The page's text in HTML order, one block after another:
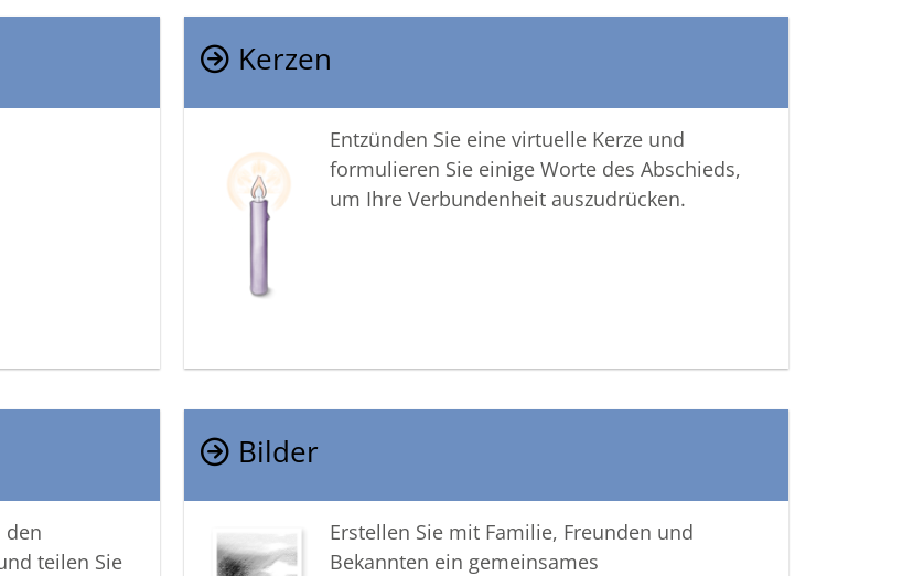
Kerzen
Entzünden Sie eine virtuelle Kerze und
formulieren Sie einige Worte des Abschieds,
um Ihre Verbundenheit auszudrücken.
den
teilen Sie
Bilder
Erstellen Sie mit Familie, Freunden und
Bekannten ein gemeinsames